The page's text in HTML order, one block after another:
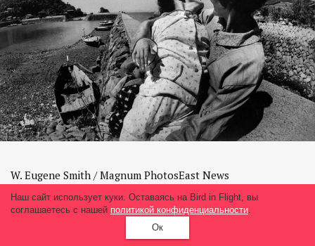
W. Eugene Smith / Magnum PhotosEast News
Наш сайт использует куки. Оставаясь на Bird in Flight, вы
соглашаетесь с нашей политикой конфиденциальности.
Ок